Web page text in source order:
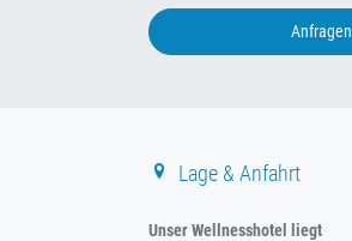
Anfragen
Lage & Anfahrt
Unser Wellnesshotel liegt